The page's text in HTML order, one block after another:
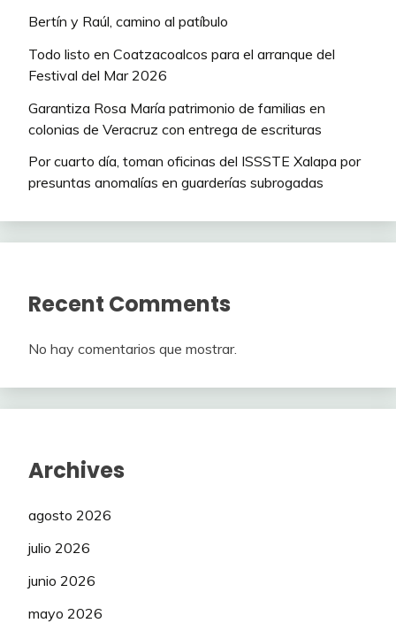
Bertín y Raúl, camino al patíbulo
Todo listo en Coatzacoalcos para el arranque del
Festival del Mar 2026
Garantiza Rosa María patrimonio de familias en
colonias de Veracruz con entrega de escrituras
Por cuarto día, toman oficinas del ISSSTE Xalapa por
presuntas anomalías en guarderías subrogadas
Recent Comments
No hay comentarios que mostrar.
Archives
agosto 2026
julio 2026
junio 2026
mayo 2026